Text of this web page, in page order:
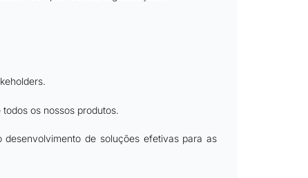
os nossos produtos.
de soluções efetivas para as